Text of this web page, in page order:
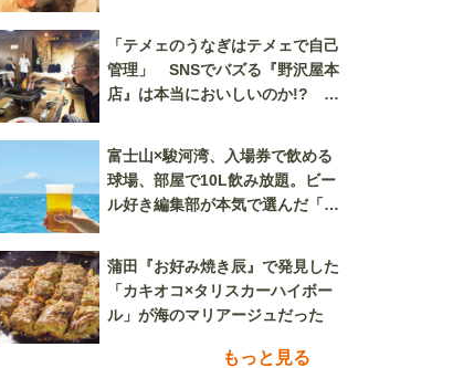
「テメェのうなぎはテメェで自己
管理」 SNSでバズる『野沢屋本
店』は本当においしいのか!? い
富士山×駿河湾、入場券で飲める
球場、部屋で10L飲み放題。ビー
ル好き編集部が本気で選んだ「ビ
蒲田『お好み焼き辰』で発見した
「カキオコ×タリスカーハイボー
ル」が海のマリアージュだった
もっと見る